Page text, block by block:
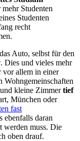
Studenten
Studenten
recht
Auto, selbst für den
Dies und vieles mehr
vor allem in einer
Wohngemeinschaften
kleine Zimmertief
München oder
fast
ebenfalls daran
werden muss. Die
oben drauf.